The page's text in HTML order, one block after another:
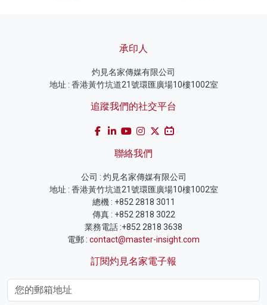
承印人
灼見名家傳媒有限公司
地址 : 香港黃竹坑道21號環匯廣場10樓1002室
追蹤我們的社交平台
聯絡我們
公司 : 灼見名家傳媒有限公司
地址 : 香港黃竹坑道21號環匯廣場10樓1002室
總機 : +852 2818 3011
傳真 : +852 2818 3022
業務電話 :+852 2818 3638
電郵 : contact@master-insight.com
訂閱灼見名家電子報